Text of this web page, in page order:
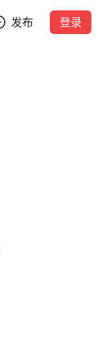
发布 登录